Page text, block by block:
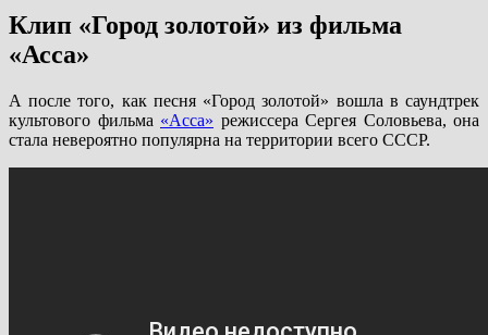
Клип «Город золотой» из фильма
«Асса»
А после того, как песня «Город золотой» вошла в саундтрек
культового фильма «Асса» режиссера Сергея Соловьева, она
стала невероятно популярна на территории всего СССР.